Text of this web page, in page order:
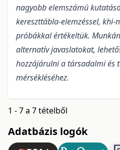
nagyobb elemszámú
kereszttábla-elemzéssel, khi-
próbákkal értékeltük.
alternatív javaslatokat,
hozzájárulni a társadalmi és
mérsékléséhez.
1 - 7 a 7 tételből
Adatbázis logók